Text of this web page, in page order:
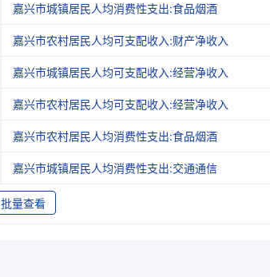
嘉兴市城镇居民人均消费性支出:食品烟酒
嘉兴市农村居民人均可支配收入:财产净收入
嘉兴市城镇居民人均可支配收入:经营净收入
嘉兴市农村居民人均可支配收入:经营净收入
嘉兴市农村居民人均消费性支出:食品烟酒
嘉兴市城镇居民人均消费性支出:交通通信
批量查看